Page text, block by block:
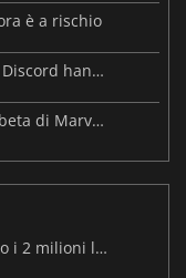
è a rischio
Le mappe dei malware e un attacco a Discord hanno colpito Meccha Chameleon
PlayStation Network in tilt durante la beta di Marvel Tōkon
Resident Evil: Veronica ha già superato i 2 milioni liste dei desideri